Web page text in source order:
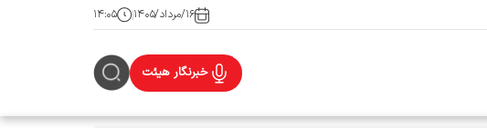
۱۶/مرداد/۱۴۰۵ ۱۴:۰۵
خبرنگار هیئت